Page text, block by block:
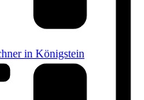
in Königstein